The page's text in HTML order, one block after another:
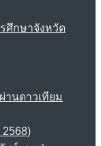
ศึกษาจังหวัด
านดาวเทียม